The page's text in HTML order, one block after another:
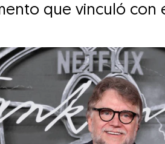
que vinculó con